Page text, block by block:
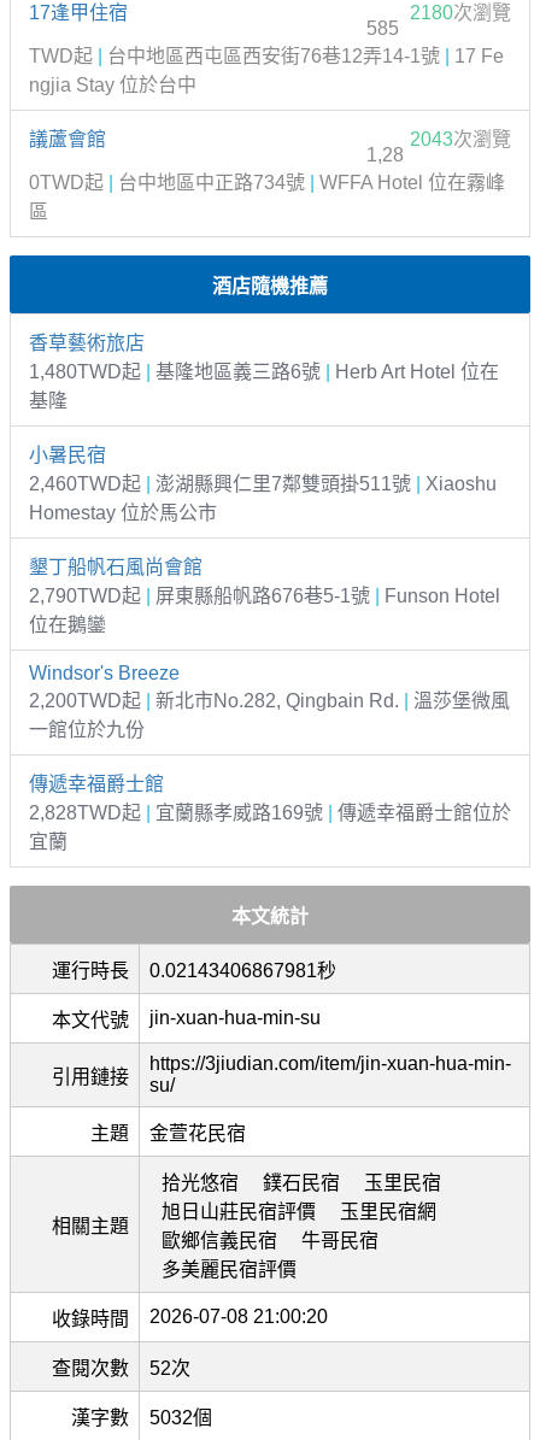
17逢甲住宿 2180次瀏覽
585
TWD起
台中地區西屯區西安街76巷12弄14-1號
17 Fe
ngjia Stay 位於台中
議蘆會館 2043次瀏覽
1,28
0TWD起
台中地區中正路734號
WFFA Hotel 位在霧峰
區
酒店隨機推薦
香草藝術旅店
1,480TWD起
基隆地區義三路6號
Herb Art Hotel 位在
基隆
小暑民宿
2,460TWD起
澎湖縣興仁里7鄰雙頭掛511號
Xiaoshu
Homestay 位於馬公市
墾丁船帆石風尚會館
2,790TWD起
屏東縣船帆路676巷5-1號
Funson Hotel
位在鵝鑾
Windsor's Breeze
2,200TWD起
新北市No.282, Qingbain Rd.
溫莎堡微風
一館位於九份
傳遞幸福爵士館
2,828TWD起
宜蘭縣孝威路169號
傳遞幸福爵士館位於
宜蘭
本文統計
運行時長 0.02143406867981秒
本文代號 jin-xuan-hua-min-su
引用鏈接
https://3jiudian.com/item/jin-xuan-hua-min-
su/
主題 金萱花民宿
相關主題
拾光悠宿 鏷石民宿
玉里民宿
旭日山莊民宿評價
玉里民宿網
歐鄉信義民宿
牛哥民宿
多美麗民宿評價
收錄時間 2026-07-08 21:00:20
查閱次數 52次
漢字數 5032個